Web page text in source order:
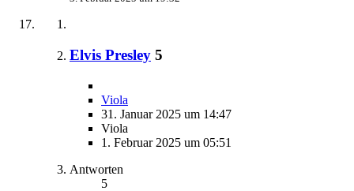
Elvis Presley 5
Viola
31. Januar 2025 um 14:47
Viola
1. Februar 2025 um 05:51
Antworten
5